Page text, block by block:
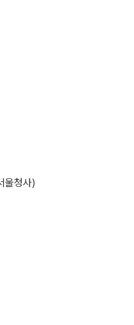
울청사)